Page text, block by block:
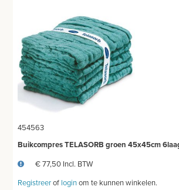
454563
Buikcompres TELASORB groen 45x45cm
€ 77,50 Incl. BTW
Registreerof loginom te kunnen winkelen.